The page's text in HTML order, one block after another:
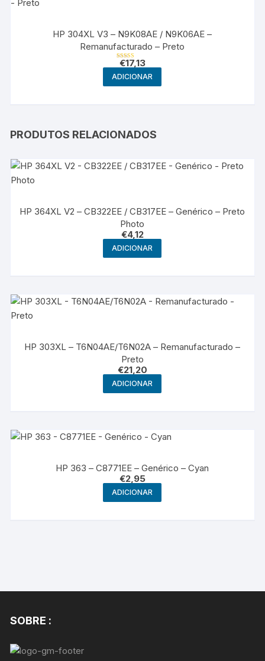
HP 304XL V3 – N9K08AE / N9K06AE –
Remanufacturado – Preto
Avaliação
de 5
€17,13
ADICIONAR
PRODUTOS RELACIONADOS
HP 364XL V2 – CB322EE / CB317EE – Genérico – Preto
Photo
€4,12
ADICIONAR
HP 303XL – T6N04AE/T6N02A – Remanufacturado –
Preto
€21,20
ADICIONAR
HP 363 – C8771EE – Genérico – Cyan
€2,95
ADICIONAR
SOBRE :